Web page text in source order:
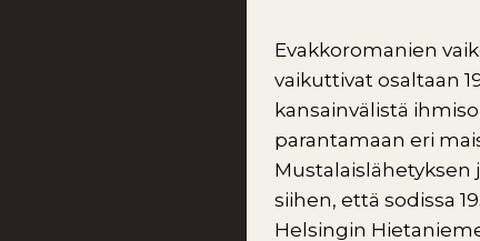
Evakkoromanien
vaikuttivat osaltaan
kansainvälistä
parantamaan eri
Mustalaislähetyksen
siihen, että sodissa
Helsingin